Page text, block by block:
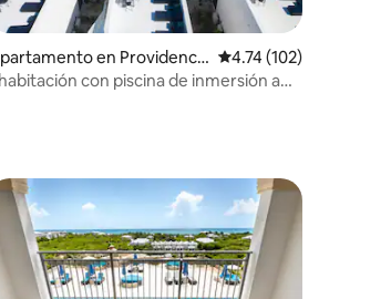
4.95 de 5, 63 reseñas
en Providencia
Turks and Caicos Islands
Calificación promedio:
4.74 (102)
con piscina de inmersión a